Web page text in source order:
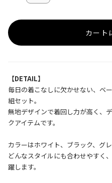
カート
【DETAIL】
毎日の着こなしに欠かせない、ベ
組セット。
無地デザインで着回し力が高く、
クアイテムです。
カラーはホワイト、ブラック、グ
どんなスタイルにも合わせやすく
躍します。